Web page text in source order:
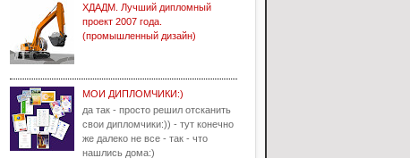
ХДАДМ. Лучший дипломный
проект 2007 года.
(промышленный дизайн)
МОИ ДИПЛОМЧИКИ:)
да так - просто решил отсканить
свои дипломчики:)) - тут конечно
же далеко не все - так - что
нашлись дома:)